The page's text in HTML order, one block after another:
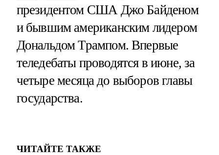
президентом США Джо Байденом
и бывшим американским лидером
Дональдом Трампом. Впервые
теледебаты проводятся в июне, за
четыре месяца до выборов главы
государства.
ЧИТАЙТЕ ТАКЖЕ